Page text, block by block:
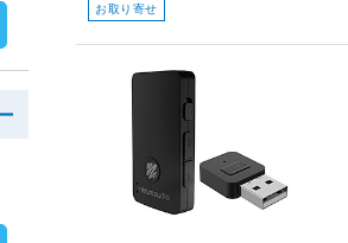
お取り寄せ